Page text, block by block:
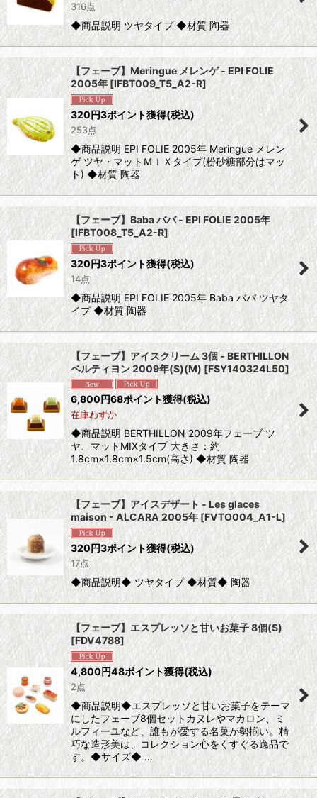
316点
◆商品説明 ツヤタイプ ◆材質 陶器
【フェーブ】Meringue メレンゲ - EPI FOLIE
2005年 [IFBT009_T5_A2-R]
320円3ポイント獲得(税込)
253点
◆商品説明 EPI FOLIE 2005年 Meringue メレン
ゲ ツヤ・マットＭＩＸタイプ(粉砂糖部分はマッ
ト) ◆材質 陶器
【フェーブ】Baba ババ - EPI FOLIE 2005年
[IFBT008_T5_A2-R]
320円3ポイント獲得(税込)
14点
◆商品説明 EPI FOLIE 2005年 Baba ババ ツヤタ
イプ ◆材質 陶器
【フェーブ】アイスクリーム 3個 - BERTHILLON
ベルティヨン 2009年(S)(M) [FSY140324L50]
6,800円68ポイント獲得(税込)
在庫わずか
◆商品説明 BERTHILLON 2009年フェーブ ツ
ヤ、マットMIXタイプ 大きさ：約
1.8cm×1.8cm×1.5cm(高さ) ◆材質 陶器
【フェーブ】アイスデザート - Les glaces
maison - ALCARA 2005年 [FVTO004_A1-L]
320円3ポイント獲得(税込)
17点
◆商品説明◆ ツヤタイプ ◆材質◆ 陶器
【フェーブ】エスプレッソと甘いお菓子 8個(S)
[FDV4788]
4,800円48ポイント獲得(税込)
2点
◆商品説明◆エスプレッソと甘いお菓子をテーマ
にしたフェーブ8個セットカヌレやマカロン、ミ
ルフィーユなど、誰もが愛する名菓が勢揃い。精
巧な造形美は、コレクション心をくすぐる逸品で
す。◆サイズ◆ …